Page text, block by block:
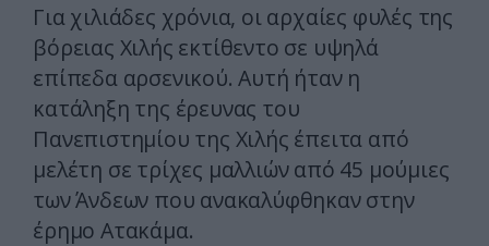
Για χιλιάδες χρόνια, οι αρχαίες φυλές της
βόρειας Χιλής εκτίθεντο σε υψηλά
επίπεδα αρσενικού. Αυτή ήταν η
κατάληξη της έρευνας του
Πανεπιστημίου της Χιλής έπειτα από
μελέτη σε τρίχες μαλλιών από 45 μούμιες
των Άνδεων που ανακαλύφθηκαν στην
έρημο Ατακάμα.